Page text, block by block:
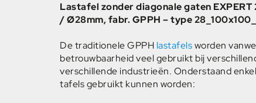
Lastafel zonder diagonale gaten
/ Ø28mm, fabr. GPPH – type
De traditionele GPPH lastafelsworden
betrouwbaarheid veel gebruikt bij
verschillende industrieën. Onderstaand
tafels gebruikt kunnen worden: